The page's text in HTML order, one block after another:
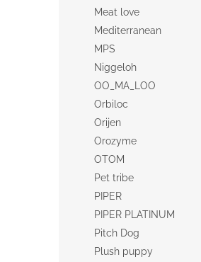
Meat love
Mediterranean
MPS
Niggeloh
OO_MA_LOO
Orbiloc
Orijen
Orozyme
OTOM
Pet tribe
PIPER
PIPER PLATINUM
Pitch Dog
Plush puppy